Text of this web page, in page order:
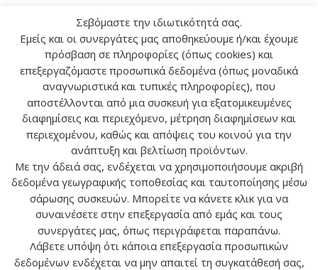
Ο ΛΟΓΑΡΙΑΣΜΟΣ ΜΟΥ
ΕΠΙΚΟΙΝΩΝΙΑ
ΠΛΗΡΟΦΟΡΙΕΣ
Σεβόμαστε την ιδιωτικότητά σας.
Εμείς και οι συνεργάτες μας αποθηκεύουμε ή/και έχουμε
πρόσβαση σε πληροφορίες (όπως cookies) και
επεξεργαζόμαστε προσωπικά δεδομένα (όπως μοναδικά
αναγνωριστικά και τυπικές πληροφορίες), που
αποστέλλονται από μια συσκευή για εξατομικευμένες
διαφημίσεις και περιεχόμενο, μέτρηση διαφημίσεων και
περιεχομένου, καθώς και απόψεις του κοινού για την
ανάπτυξη και βελτίωση προϊόντων.
Με την άδειά σας, ενδέχεται να χρησιμοποιήσουμε ακριβή
δεδομένα γεωγραφικής τοποθεσίας και ταυτοποίησης μέσω
σάρωσης συσκευών. Μπορείτε να κάνετε κλικ για να
συναινέσετε στην επεξεργασία από εμάς και τους
συνεργάτες μας, όπως περιγράφεται παραπάνω.
Λάβετε υπόψη ότι κάποια επεξεργασία προσωπικών
δεδομένων ενδέχεται να μην απαιτεί τη συγκατάθεσή σας,